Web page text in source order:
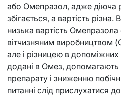
або Омепразол, адже діюча
збігається, а вартість
низька вартість
вітчизняним виробництвом
але і різницею в
додані в Омез,
препарату і зниженню
питанні слід прислухатися